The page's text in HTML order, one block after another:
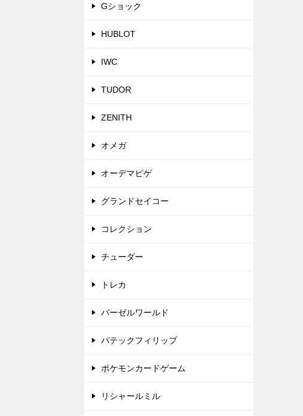
Gショック
HUBLOT
IWC
TUDOR
ZENITH
オメガ
オーデマピゲ
グランドセイコー
コレクション
チューダー
トレカ
バーゼルワールド
パテックフィリップ
ポケモンカードゲーム
リシャールミル